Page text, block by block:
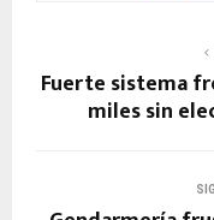
Fuerte sistema
miles sin